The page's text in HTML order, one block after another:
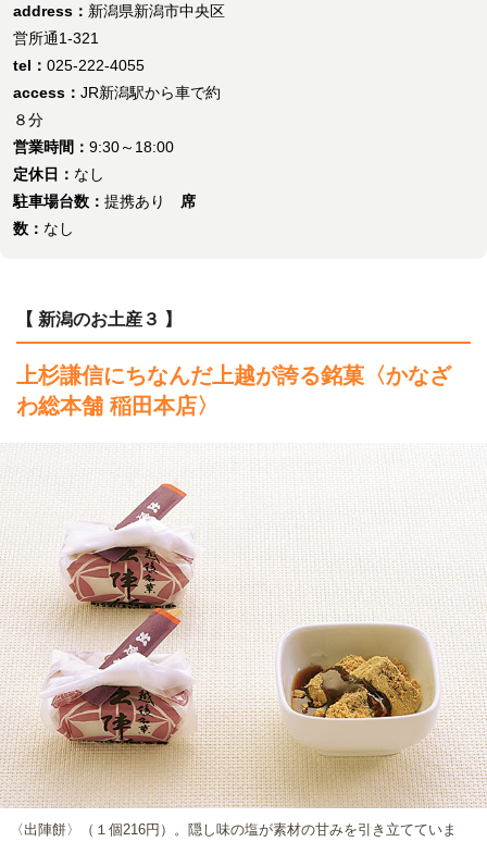
address： 新潟県新潟市中央区
営所通1-321
tel： 025-222-4055
access： JR新潟駅から車で約
８分
営業時間： 9:30～18:00
定休日： なし
駐車場台数： 提携あり 席
数： なし
【 新潟のお土産３ 】
上杉謙信にちなんだ上越が誇る銘菓 〈かなざ
わ総本舗 稲田本店〉
〈出陣餅〉（１個216円）。隠し味の塩が素材の甘みを引き立てていま